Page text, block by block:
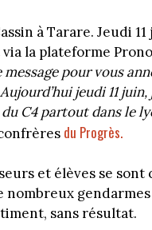
à Tarare. Jeudi
la plateforme
pour vous
jeudi 11
C4 partout dans le
du Progrès.
et élèves se
nombreux
sans résultat.